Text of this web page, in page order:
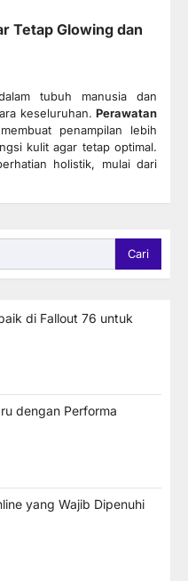
Tetap Glowing dan
tubuh manusia dan
keseluruhan. Perawatan
penampilan lebih
kulit agar tetap optimal.
holistik, mulai dari
di Fallout 76 untuk
dengan Performa
yang Wajib Dipenuhi